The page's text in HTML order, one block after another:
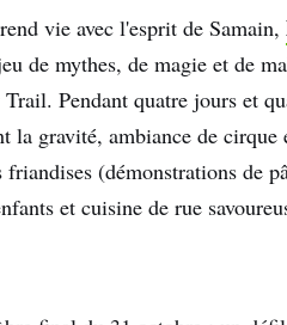
vie avec l'esprit de Samain,
de mythes, de magie et de
Pendant quatre jours et
la gravité, ambiance de cirque
(démonstrations de
et cuisine de rue